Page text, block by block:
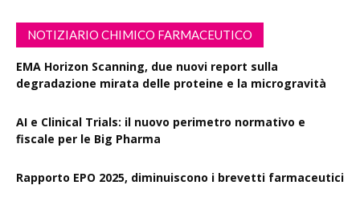
NOTIZIARIO CHIMICO FARMACEUTICO
EMA Horizon Scanning, due nuovi report sulla
degradazione mirata delle proteine e la microgravità
AI e Clinical Trials: il nuovo perimetro normativo e
fiscale per le Big Pharma
Rapporto EPO 2025, diminuiscono i brevetti farmaceutici